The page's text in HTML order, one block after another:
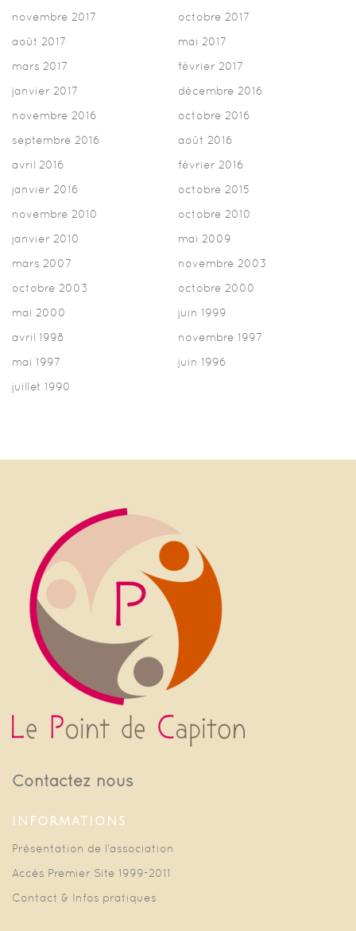
novembre 2017
octobre 2017
août 2017
mai 2017
mars 2017
février 2017
janvier 2017
décembre 2016
novembre 2016
octobre 2016
septembre 2016
août 2016
avril 2016
février 2016
janvier 2016
octobre 2015
novembre 2010
octobre 2010
janvier 2010
mai 2009
mars 2007
novembre 2003
octobre 2003
octobre 2000
mai 2000
juin 1999
avril 1998
novembre 1997
mai 1997
juin 1996
juillet 1990
Contactez nous
INFORMATIONS
Présentation de l’association
Accès Premier Site 1999-2011
Contact & Infos pratiques